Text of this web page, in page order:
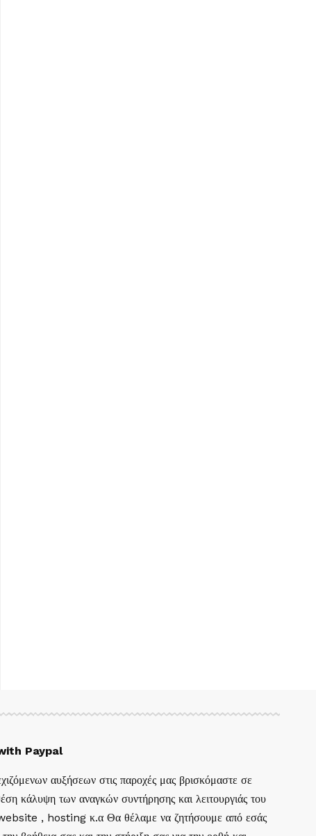
Paypal
αυξήσεων στις παροχές μας βρισκόμαστε σε
κάλυψη των αναγκών συντήρησης και λειτουργιάς του
, hosting κ.α Θα θέλαμε να ζητήσουμε από εσάς